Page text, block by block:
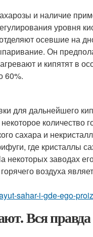
и наличие
уровня
осевшие на
Он
и кипятят в
60%.
для дальнейшего
количество
сахара и
где кристаллы
заводах
воздуха
sahar-i-gde-ego-
Вся